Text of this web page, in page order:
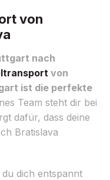
von
nach
von
ist die perfekte
Team steht dir bei
dafür, dass deine
Bratislava
dich entspannt